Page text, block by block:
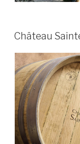
PUBLIÉ
LE
Château